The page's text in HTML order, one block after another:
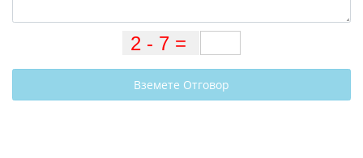
Вземете Отговор